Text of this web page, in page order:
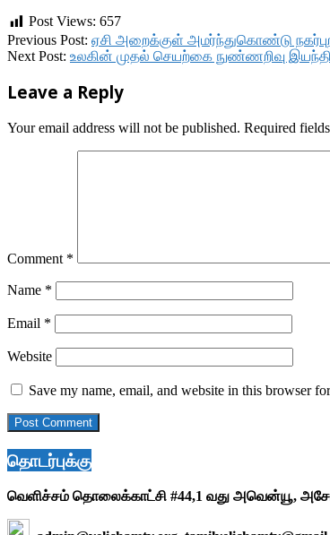
Post Views: 657
2018-
11-
Previous Post: ஏசி அறைக்குள் அமர்ந்துகொண்டு
Next Post: உலகின் முதல் செயற்கை நுண்ணறிவு
Leave a Reply
Your email address will not be published. Required
Comment *
Name *
Email *
Website
Save my name, email, and website in this browser
தொடர்புக்கு
வெளிச்சம் தொலைக்காட்சி #44,1 வது அவென்யூ,